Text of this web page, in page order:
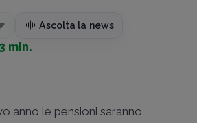
Ascolta la news
min.
anno le pensioni saranno